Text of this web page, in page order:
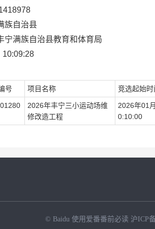
族自治县
宁满族自治县教育和体育局
10:09:28
号 项目名称 竞选起始时
2026年丰宁三小运动场维
修改造工程
2026年01
0:10:00
© Baidu 使用爱番番前必读 沪ICP